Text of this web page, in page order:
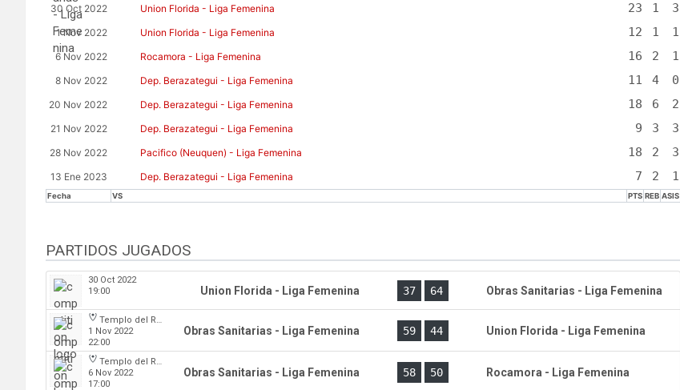
30 Oct 2022 Union Florida - Liga Femenina 23 1 3
1 Nov 2022 Union Florida - Liga Femenina 12 1 1
6 Nov 2022 Rocamora - Liga Femenina 16 2 1
8 Nov 2022 Dep. Berazategui - Liga Femenina 11 4 0
20 Nov 2022 Dep. Berazategui - Liga Femenina 18 6 2
21 Nov 2022 Dep. Berazategui - Liga Femenina 9 3 3
28 Nov 2022 Pacifico (Neuquen) - Liga Femenina 18 2 3
13 Ene 2023 Dep. Berazategui - Liga Femenina 7 2 1
Fecha VS PTS REB ASIS
PARTIDOS JUGADOS
30 Oct 2022
19:00
Union Florida - Liga Femenina 37 64 Obras Sanitarias - Liga Femenina
Templo del Rock
1 Nov 2022
22:00
Obras Sanitarias - Liga Femenina 59 44 Union Florida - Liga Femenina
Templo del Rock
6 Nov 2022
17:00
Obras Sanitarias - Liga Femenina 58 50 Rocamora - Liga Femenina